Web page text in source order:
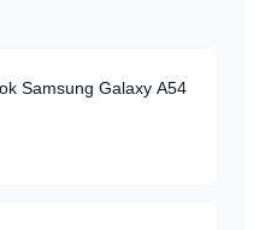
Samsung Galaxy A54